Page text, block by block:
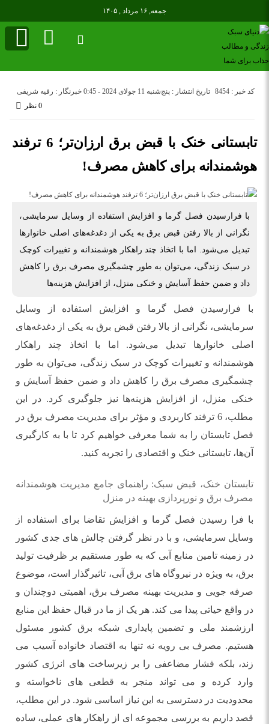
جمعه, ۱۶ مرداد , ۱۴۰۵
تاریخ انتشار : پنج‌شنبه 11 جولای 2024 - 0:45 خبرنگار : رقیه شریفی
کد خبر : 8454
0 نظر
تابستانی خنک با قبض برق ارزان‌تر؛ 6 ترفند
هوشمندانه برای کاهش مصرف!
با فرارسیدن فصل گرما و افزایش استفاده از وسایل سرمایشی،
نگرانی از بالا رفتن قبض برق به یکی از دغدغه‌های اصلی خانوارها
تبدیل می‌شود. اما با اتخاذ چند راهکار هوشمندانه و تغییرات کوچک
در سبک زندگی، می‌توان به طور چشمگیری مصرف برق را کاهش
داد و ضمن حفظ آسایش و خنکی منزل، از افزایش هزینه‌ها
با فرارسیدن فصل گرما و افزایش استفاده از وسایل
سرمایشی، نگرانی از بالا رفتن قبض برق به یکی از دغدغه‌های
اصلی خانوارها تبدیل می‌شود. اما با اتخاذ چند راهکار
هوشمندانه و تغییرات کوچک در سبک زندگی، می‌توان به طور
چشمگیری مصرف برق را کاهش داد و ضمن حفظ آسایش و
خنکی منزل، از افزایش هزینه‌ها نیز جلوگیری کرد. در این
مطلب، 6 ترفند کاربردی و مؤثر برای مدیریت مصرف برق در
فصل تابستان را به شما معرفی خواهیم کرد تا با به کارگیری
آن‌ها، تابستانی خنک و اقتصادی را تجربه کنید.
تابستان خنک، قبض سبک: راهنمای جامع مدیریت هوشمندانه
مصرف برق و نورپردازی بهینه در منزل
با فرا رسیدن فصل گرما و افزایش تقاضا برای استفاده از
وسایل سرمایشی، و با در نظر گرفتن چالش های جدی کشور
در زمینه تامین منابع آبی که به طور مستقیم بر ظرفیت تولید
برق، به ویژه در نیروگاه های برق آبی، تاثیرگذار است، موضوع
صرفه جویی و مدیریت بهینه مصرف برق، اهمیتی دوچندان و
در واقع حیاتی پیدا می کند. هر یک از ما در قبال حفظ این منابع
ارزشمند ملی و تضمین پایداری شبکه برق کشور مسئول
هستیم. مصرف بی رویه نه تنها به اقتصاد خانواده آسیب می
زند، بلکه فشار مضاعفی را بر زیرساخت های انرژی کشور
وارد کرده و می تواند منجر به قطعی های ناخواسته و
محدودیت در دسترسی به این نیاز اساسی شود. در این مطلب،
قصد داریم به بررسی مجموعه ای از راهکار های عملی، ساده